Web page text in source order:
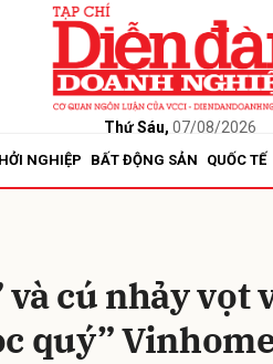
Thứ Sáu, 07/08/2026
NGHIỆP BẤT ĐỘNG SẢN QUỐC TẾ
cú nhảy vọt
quý”